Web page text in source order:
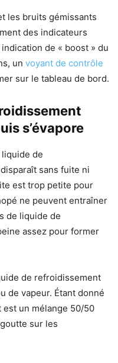
les bruits gémissants
des indicateurs
de « boost » du
un voyant de contrôle
sur le tableau de bord.
s’évapore
de
sans fuite ni
est trop petite pour
ne peuvent entraîner
de liquide de
assez pour former
de refroidissement
de vapeur. Étant donné
un mélange 50/50
goutte sur les